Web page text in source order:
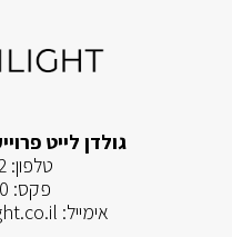
גולדן לייט
טלפון:
פקס:
אימייל: